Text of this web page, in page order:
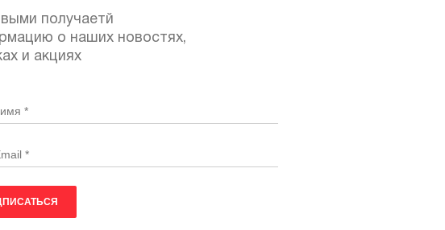
получаетй
о наших новостях,
и акциях